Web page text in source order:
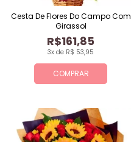
COMPRAR
3x de R$ 53,95
R$161,85
Cesta De Flores Do Campo Com
Girassol